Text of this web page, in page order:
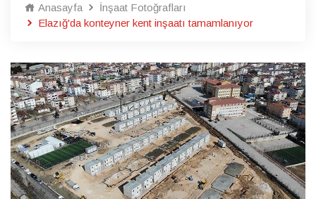
Anasayfa
İnşaat Fotoğrafları
Elazığ'da konteyner kent inşaatı tamamlanıyor